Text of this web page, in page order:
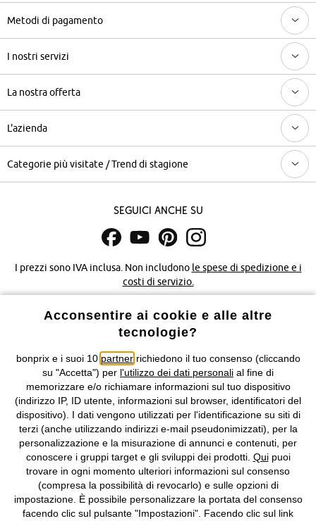
Metodi di pagamento
I nostri servizi
La nostra offerta
L'azienda
Categorie più visitate / Trend di stagione
Seguici anche su
I prezzi sono IVA inclusa. Non includono le spese di spedizione e i
costi di servizio.
Condizioni di vendita Accessibilità
Informazioni legali Diritto di recesso
2026 bonprix.
Tutti i diritti riservati.
bonprix S.r.l. con socio unico, sede legale: via Adua 33 - 13855
Valdengo (BI) C.F. 01510910027 - P.I. 01939830020, Reg. Imprese di
IT09060P00000858, N. Reg. AEE: IT08020000002105 Capitale
Sociale: euro 1.000.000 i.v, Società soggetta all'attività di direzione
e coordinamento di bonprix Beteiligungs -Verwaltungsgesellschaft
Acconsentire ai cookie e alle altre
tecnologie?
bonprix e i suoi 10 partnerrichiedono il tuo consenso (cliccando
su "Accetta") per l'utilizzo dei dati personali al fine di
memorizzare e/o richiamare informazioni sul tuo dispositivo
(indirizzo IP, ID utente, informazioni sul browser, identificatori del
dispositivo). I dati vengono utilizzati per l'identificazione su siti di
terzi (anche utilizzando indirizzi e-mail pseudonimizzati), per la
personalizzazione e la misurazione di annunci e contenuti, per
conoscere i gruppi target e gli sviluppi dei prodotti. Quipuoi
trovare in ogni momento ulteriori informazioni sul consenso
(compresa la possibilità di revocarlo) e sulle opzioni di
impostazione. È possibile personalizzare la portata del consenso
facendo clic sul pulsante "Impostazioni". Facendo clic sul link